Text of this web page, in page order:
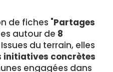
de fiches "Partages
autour de 8
Issues du terrain, elles
initiatives concrètes
engagées dans